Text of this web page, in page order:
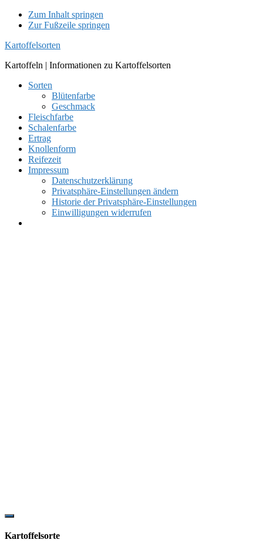
Zum Inhalt springen
Zur Fußzeile springen
Kartoffelsorten
Kartoffeln | Informationen zu Kartoffelsorten
Sorten
Blütenfarbe
Geschmack
Fleischfarbe
Schalenfarbe
Ertrag
Knollenform
Reifezeit
Impressum
Datenschutzerklärung
Privatsphäre-Einstellungen ändern
Historie der Privatsphäre-Einstellungen
Einwilligungen widerrufen
Show
Content
Kartoffelsorte